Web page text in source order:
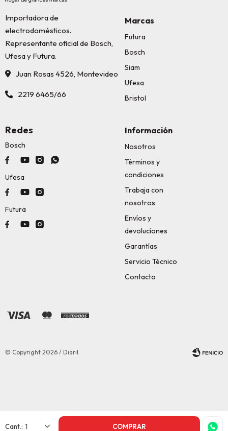
1 COMPRAR
Importadora de
electrodomésticos.
Representante oficial de Bosch,
Ufesa y Futura.
Juan Rosas 4526, Montevideo
2219 6465/66
Marcas
Futura
Bosch
Siam
Ufesa
Bristol
Información
Nosotros
Términos y
condiciones
Trabaja con
nosotros
Envíos y
devoluciones
Garantías
Servicio Técnico
Contacto
Redes
Bosch
   
Ufesa
  
Futura
  
© Copyright 2026 / Diaril
Fenicio